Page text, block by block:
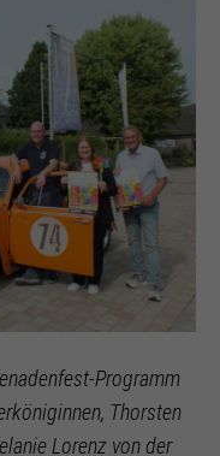
Programm
Thorsten
Lorenz von der